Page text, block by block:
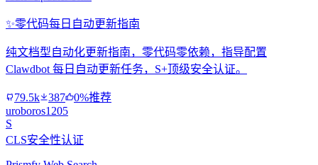
✨零代码每日自动更新指南
纯文档型自动化更新指南，零代码零依赖，指导配置
Clawdbot 每日自动更新任务，S+顶级安全认证。
79.5k 387
0%推荐
uroboros1205
S
CLS安全性认证